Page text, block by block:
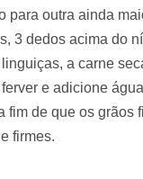
para outra ainda
3 dedos acima do
a carne
e adicione
fim de que os grãos
firmes.